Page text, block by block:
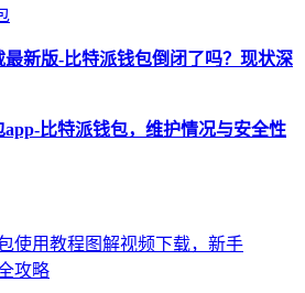
新版-比特派钱包倒闭了吗？现状深
比特派钱包，维护情况与安全性